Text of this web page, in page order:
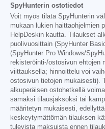
SpyHunterin ostotiedot
Voit myös tilata SpyHunterin
mukaan lukien haittaohjelmien
HelpDeskin kautta. Tilaukset
puolivuosittain (SpyHunter
(SpyHunter Pro Windows/
rekisteröinti-/ostosivun ehtojen
viittauksella; hinnoittelu voi
ostosivun tietojen mukaisesti).
alkuperäisen ostohetkellä
samaksi tilausjaksoksi tai
määritetyn mukaisesti,
keskeytymättömän tilauksen
tulevista maksuista ennen